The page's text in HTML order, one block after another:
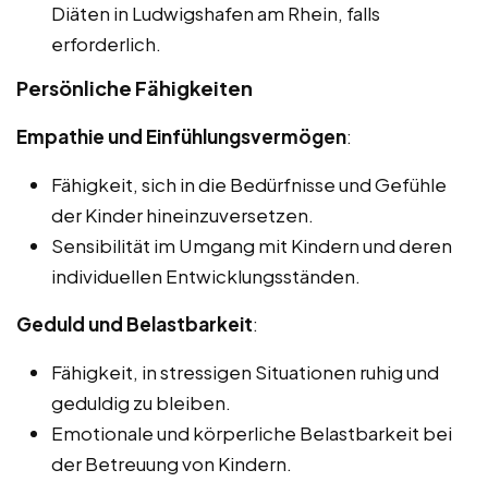
Diäten in Ludwigshafen am Rhein, falls
erforderlich.
Persönliche Fähigkeiten
Empathie und Einfühlungsvermögen:
Fähigkeit, sich in die Bedürfnisse und Gefühle
der Kinder hineinzuversetzen.
Sensibilität im Umgang mit Kindern und deren
individuellen Entwicklungsständen.
Geduld und Belastbarkeit:
Fähigkeit, in stressigen Situationen ruhig und
geduldig zu bleiben.
Emotionale und körperliche Belastbarkeit bei
der Betreuung von Kindern.